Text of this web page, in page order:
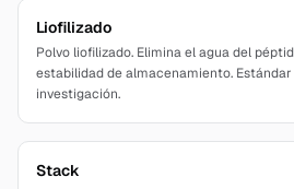
Liofilizado
Polvo liofilizado. Elimina el agua del
estabilidad de almacenamiento.
investigación.
Stack